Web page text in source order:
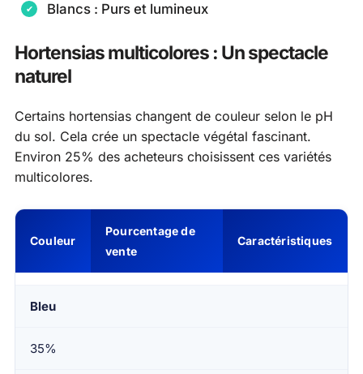
Blancs : Purs et lumineux
Hortensias multicolores : Un spectacle
naturel
Certains hortensias changent de couleur selon le pH
du sol. Cela crée un spectacle végétal fascinant.
Environ 25% des acheteurs choisissent ces variétés
multicolores.
Couleur
Pourcentage de
vente
Caractéristiques
Bleu
35%